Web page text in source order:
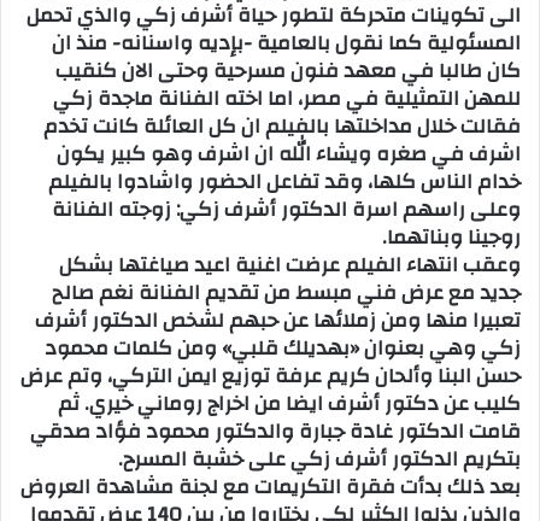
الى تكوينات متحركة لتطور حياة أشرف زكي والذي تحمل
المسئولية كما نقول بالعامية -بإديه واسنانه- منذ ان
كان طالبا في معهد فنون مسرحية وحتى الان كنقيب
للمهن التمثيلية في مصر، اما اخته الفنانة ماجدة زكي
فقالت خلال مداخلتها بالفيلم ان كل العائلة كانت تخدم
اشرف في صغره ويشاء الله ان اشرف وهو كبير يكون
خدام الناس كلها، وقد تفاعل الحضور واشادوا بالفيلم
وعلى راسهم اسرة الدكتور أشرف زكي: زوجته الفنانة
روجينا وبناتهما.
وعقب انتهاء الفيلم عرضت اغنية اعيد صياغتها بشكل
جديد مع عرض فني مبسط من تقديم الفنانة نغم صالح
تعبيرا منها ومن زملائها عن حبهم لشخص الدكتور أشرف
زكي وهي بعنوان «بهديلك قلبي» ومن كلمات محمود
حسن البنا وألحان كريم عرفة توزيع ايمن التركي، وتم عرض
كليب عن دكتور أشرف ايضا من اخراج روماني خيري. ثم
قامت الدكتور غادة جبارة والدكتور محمود فؤاد صدقي
بتكريم الدكتور أشرف زكي على خشبة المسرح.
بعد ذلك بدأت فقرة التكريمات مع لجنة مشاهدة العروض